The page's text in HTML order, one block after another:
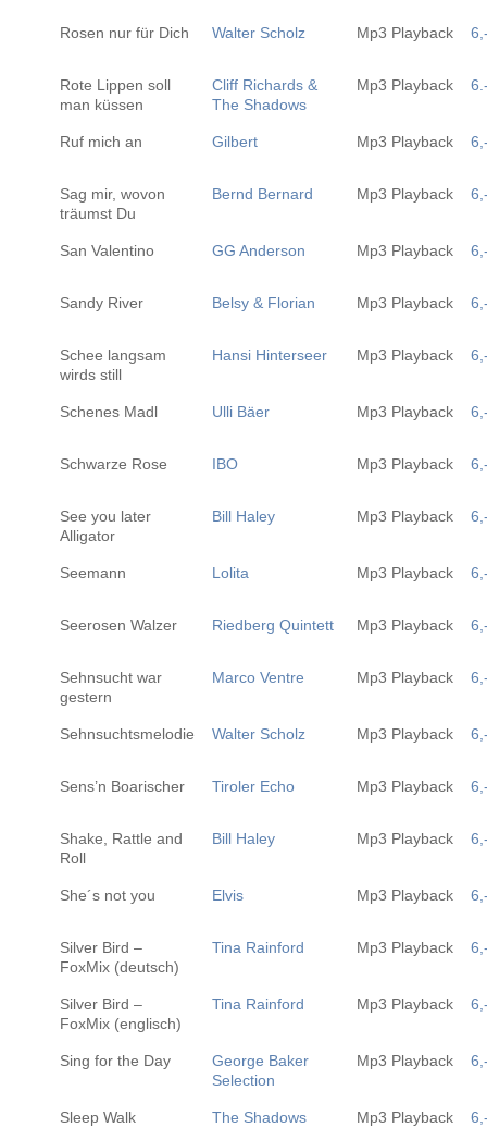
Rosen nur für Dich Walter Scholz Mp3 Playback
Rote Lippen soll
man küssen
Cliff Richards &
The Shadows
Mp3 Playback
Ruf mich an Gilbert Mp3 Playback
Sag mir, wovon
träumst Du
Bernd Bernard Mp3 Playback
San Valentino GG Anderson Mp3 Playback
Sandy River Belsy & Florian Mp3 Playback
Schee langsam
wirds still
Hansi Hinterseer Mp3 Playback
Schenes Madl Ulli Bäer Mp3 Playback
Schwarze Rose IBO Mp3 Playback
See you later
Alligator
Bill Haley Mp3 Playback
Seemann Lolita Mp3 Playback
Seerosen Walzer Riedberg Quintett Mp3 Playback
Sehnsucht war
gestern
Marco Ventre Mp3 Playback
Sehnsuchtsmelodie Walter Scholz Mp3 Playback
Sens’n Boarischer Tiroler Echo Mp3 Playback
Shake, Rattle and
Roll
Bill Haley Mp3 Playback
She´s not you Elvis Mp3 Playback
Silver Bird –
FoxMix (deutsch)
Tina Rainford Mp3 Playback
Silver Bird –
FoxMix (englisch)
Tina Rainford Mp3 Playback
Sing for the Day
George Baker
Selection
Mp3 Playback
Sleep Walk The Shadows Mp3 Playback